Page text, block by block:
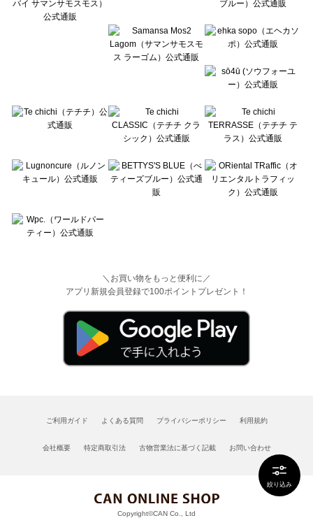
絞り込み
Wpc.（ワールドパーティー）の一覧
＼お買い物をもっと便利に／
アプリ新規会員登録で100ポイントプレゼント！
ご利用ガイド よくある質問 プライバシーポリシー 利用規約
会社概要 特定商取引法 古物営業法に基づく記載 お問い合わせ
Copyright©CAN Co., Ltd